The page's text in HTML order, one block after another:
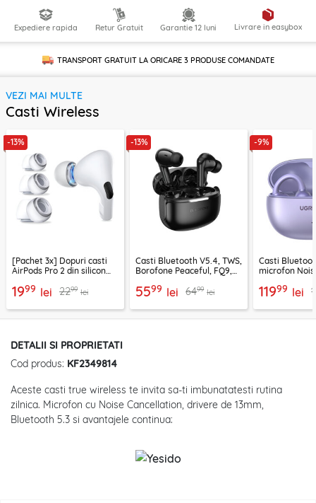
Expediere rapida Retur Gratuit Garantie 12 luni Livrare in easybox
TRANSPORT GRATUIT LA ORICARE 3 PRODUSECOMANDATE
VEZI MAI MULTE
Casti Wireless
-13%
[Pachet 3x] Dopuri casti
AirPods Pro 2 din silicon
1999 lei 2299 lei
-13%
Casti Bluetooth V5.4, TWS,
Borofone Peaceful, FQ9,
5599 lei 6499 lei
-9%
Casti
microfon
11999 lei
DETALII SI PROPRIETATI
Cod produs: KF2349814
Aceste casti true wireless te invita sa-ti imbunatatesti rutina
zilnica. Microfon cu Noise Cancellation, drivere de 13mm,
Bluetooth 5.3 si avantajele continua: